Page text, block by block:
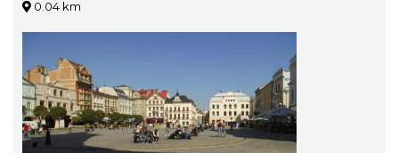
0.04 km